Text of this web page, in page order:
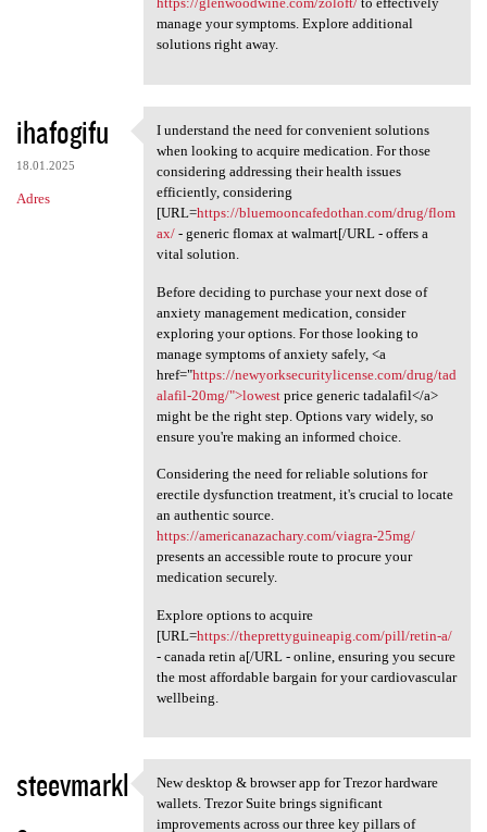
manage your symptoms. Explore additional
solutions right away.
ihafogifu
18.01.2025
Adres
I understand the need for
I understand the need for convenient solutions
when looking to acquire medication. For those
considering addressing their health issues
efficiently, considering
[URL=https://bluemooncafedothan.com/drug/flom
ax/- generic flomax at walmart[/URL - offers a
vital solution.
Before deciding to purchase your next dose of
anxiety management medication, consider
exploring your options. For those looking to
manage symptoms of anxiety safely, <a
href="https://newyorksecuritylicense.com/drug/tad
alafil-20mg/">lowestprice generic tadalafil</a>
might be the right step. Options vary widely, so
ensure you're making an informed choice.
Considering the need for reliable solutions for
erectile dysfunction treatment, it's crucial to locate
an authentic source.
https://americanazachary.com/viagra-25mg/
presents an accessible route to procure your
medication securely.
Explore options to acquire
[URL=https://theprettyguineapig.com/pill/retin-a/
- canada retin a[/URL - online, ensuring you secure
the most affordable bargain for your cardiovascular
wellbeing.
steevmarkl New desktop & browser app for
New desktop & browser app for Trezor hardware
wallets. Trezor Suite brings significant
improvements across our three key pillars of